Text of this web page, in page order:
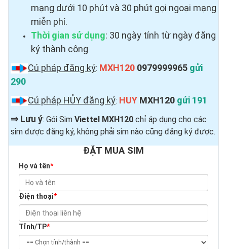
mạng dưới 10 phút và 30 phút gọi ngoại mạng
miễn phí.
Thời gian sử dụng: 30 ngày tính từ ngày đăng
ký thành công
Cú pháp đăng ký: MXH120 0979999965 gửi
290
Cú pháp HỦY đăng ký: HUY MXH120 gửi 191
⇒ Lưu ý: Gói Sim Viettel MXH120 chỉ áp dụng cho các
sim được đăng ký, không phải sim nào cũng đăng ký được.
ĐẶT MUA SIM
Họ và tên*
Điện thoại*
Tỉnh/TP*